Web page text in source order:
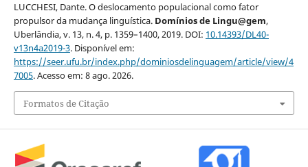
LUCCHESI, Dante. O deslocamento populacional como fator
propulsor da mudança linguística. Domínios de Lingu@gem,
Uberlândia, v. 13, n. 4, p. 1359–1400, 2019. DOI: 10.14393/DL40-
v13n4a2019-3. Disponível em:
https://seer.ufu.br/index.php/dominiosdelinguagem/article/view/4
7005. Acesso em: 8 ago. 2026.
Formatos de Citação